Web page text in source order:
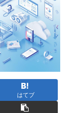
はてブ